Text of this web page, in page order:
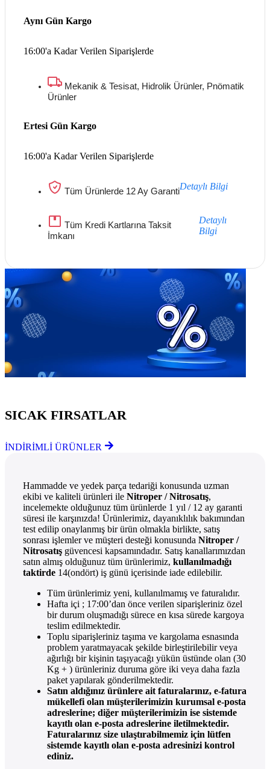
16:00'a Kadar Verilen Siparişlerde
Aynı Gün Kargo
Mekanik & Tesisat, Hidrolik Ürünler, Pnömatik
Ürünler
16:00'a Kadar Verilen Siparişlerde
Ertesi Gün Kargo
Tüm Ürünlerde 12 Ay GarantiDetaylı Bilgi
Tüm Kredi Kartlarına Taksit
İmkanı
Detaylı
Bilgi
SICAK FIRSATLAR
İNDİRİMLİ ÜRÜNLER
Hammadde ve yedek parça tedariği konusunda uzman
ekibi ve kaliteli ürünleri ile Nitroper / Nitrosatış,
incelemekte olduğunuz tüm ürünlerde 1 yıl / 12 ay garanti
süresi ile karşınızda! Ürünlerimiz, dayanıklılık bakımından
test edilip onaylanmış bir ürün olmakla birlikte, satış
sonrası işlemler ve müşteri desteği konusunda Nitroper /
Nitrosatış güvencesi kapsamındadır. Satış kanallarımızdan
satın almış olduğunuz tüm ürünlerimiz, kullanılmadığı
taktirde 14(ondört) iş günü içerisinde iade edilebilir.
Tüm ürünlerimiz yeni, kullanılmamış ve faturalıdır.
Hafta içi ; 17:00’dan önce verilen siparişleriniz özel
bir durum oluşmadığı sürece en kısa sürede kargoya
teslim edilmektedir.
Toplu siparişleriniz taşıma ve kargolama esnasında
problem yaratmayacak şekilde birleştirilebilir veya
ağırlığı bir kişinin taşıyacağı yükün üstünde olan (30
Kg + ) ürünleriniz duruma göre iki veya daha fazla
paket yapılarak gönderilmektedir.
Satın aldığınız ürünlere ait faturalarınız, e-fatura
mükellefi olan müşterilerimizin kurumsal e-posta
adreslerine; diğer müşterilerimizin ise sistemde
kayıtlı olan e-posta adreslerine iletilmektedir.
Faturalarınız size ulaştırabilmemiz için lütfen
sistemde kayıtlı olan e-posta adresinizi kontrol
ediniz.